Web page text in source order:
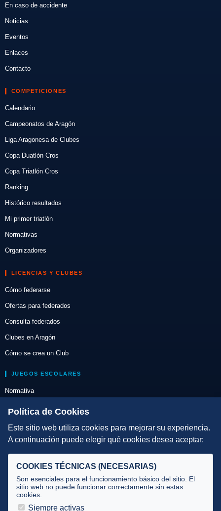
En caso de accidente
Noticias
Eventos
Enlaces
Contacto
COMPETICIONES
Calendario
Campeonatos de Aragón
Liga Aragonesa de Clubes
Copa Duatlón Cros
Copa Triatlón Cros
Ranking
Histórico resultados
Mi primer triatlón
Normativas
Organizadores
LICENCIAS Y CLUBES
Cómo federarse
Ofertas para federados
Consulta federados
Clubes en Aragón
Cómo se crea un Club
JUEGOS ESCOLARES
Normativa
Escuelas de Triatlón
DIRECCIÓN TÉCNICA
Selecciones
Tecnificación
JUECES Y OFICIALES
Política de Cookies
Este sitio web utiliza cookies para mejorar su experiencia.
A continuación puede elegir qué cookies desea aceptar:
COOKIES TÉCNICAS (NECESARIAS)
Son esenciales para el funcionamiento básico del sitio. El
sitio web no puede funcionar correctamente sin estas
cookies.
Siempre activas